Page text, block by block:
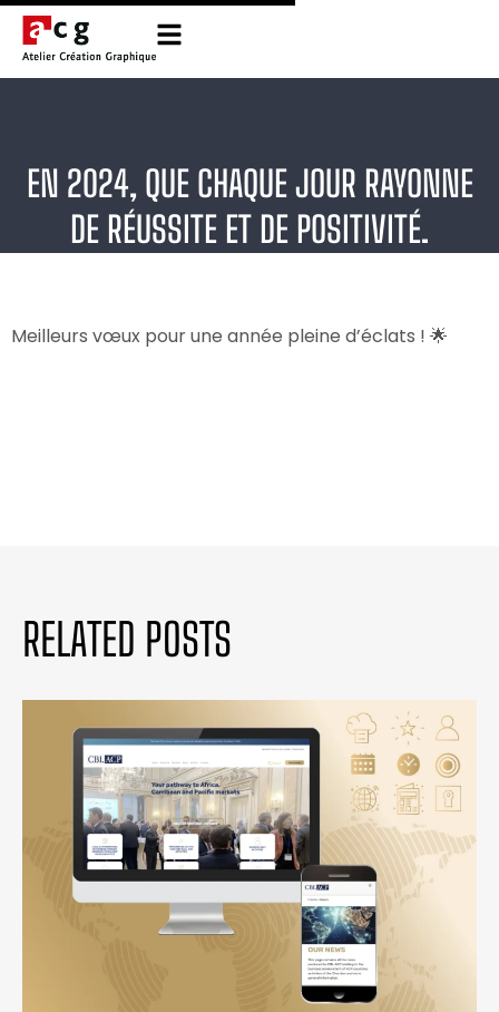
EN 2024, QUE CHAQUE JOUR RAYONNE
DE RÉUSSITE ET DE POSITIVITÉ.
Meilleurs vœux pour une année pleine d’éclats ! 🌟
RELATED POSTS